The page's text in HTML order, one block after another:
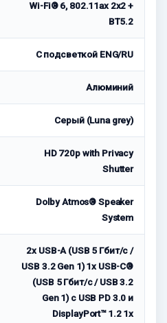
Wi-Fi® 6, 802.11ax 2x2 +
BT5.2
С подсветкой ENG/RU
Алюминий
Серый (Luna grey)
HD 720p with Privacy
Shutter
Dolby Atmos® Speaker
System
2x USB-A (USB 5 Гбит/с /
USB 3.2 Gen 1) 1x USB-C®
(USB 5 Гбит/с / USB 3.2
Gen 1) с USB PD 3.0 и
DisplayPort™ 1.2 1x